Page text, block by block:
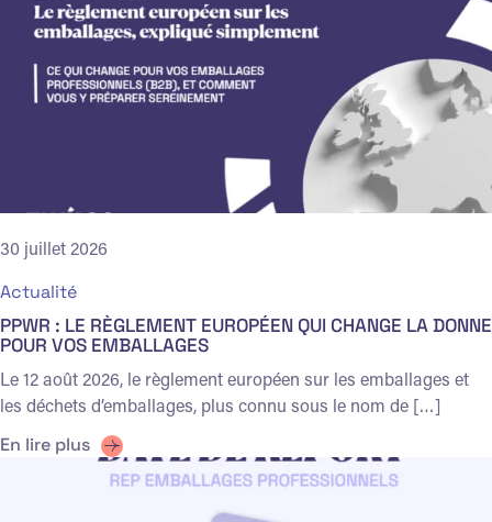
30 juillet 2026
Actualité
PPWR : LE RÈGLEMENT EUROPÉEN QUI CHANGE LA DONNE
POUR VOS EMBALLAGES
Le 12 août 2026, le règlement européen sur les emballages et
les déchets d’emballages, plus connu sous le nom de […]
En lire plus